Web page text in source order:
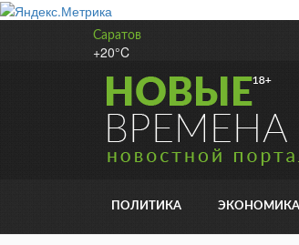
Саратов
+20°C
ПОЛИТИКА ЭКОНОМИКА